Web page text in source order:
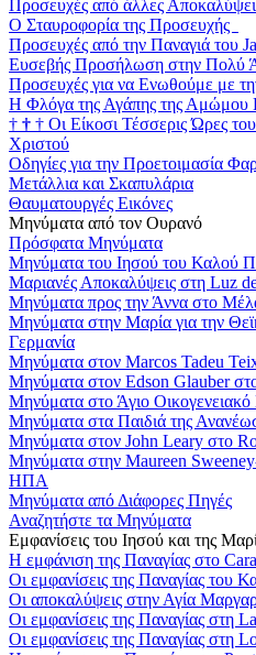
Προσευχές από άλλες
Ο Σταυροφορία της Προσευχής
Προσευχές από την Παναγιά του
Ευσεβής Προσήλωση στην Πολύ
Προσευχές για να Ενωθούμε με
Η Φλόγα της Αγάπης της Αμώμου
† † † Οι Είκοσι Τέσσερις Ώρες
Χριστού
Οδηγίες για την Προετοιμασία
Μετάλλια και Σκαπυλάρια
Θαυματουργές Εικόνες
Μηνύματα από τον Ουρανό
Πρόσφατα Μηνύματα
Μηνύματα του Ιησού του Καλού
Μαριανές Αποκαλύψεις στη Luz
Μηνύματα προς την Άννα στο
Μηνύματα στην Μαρία για την
Γερμανία
Μηνύματα στον Marcos Tadeu
Μηνύματα στον Edson Glauber
Μηνύματα στο Άγιο
Μηνύματα στα Παιδιά της
Μηνύματα στον John Leary στο
Μηνύματα στην Maureen
ΗΠΑ
Μηνύματα από Διάφορες Πηγές
Αναζητήστε τα Μηνύματα
Εμφανίσεις του Ιησού και της
Η εμφάνιση της Παναγίας στο
Οι εμφανίσεις της Παναγίας του
Οι αποκαλύψεις στην Αγία
Οι εμφανίσεις της Παναγίας στη
Οι εμφανίσεις της Παναγίας στη